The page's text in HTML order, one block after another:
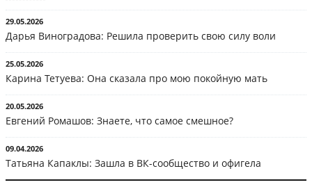
29.05.2026
Дарья Виноградова: Решила проверить свою силу воли
25.05.2026
Карина Тетуева: Она сказала про мою покойную мать
20.05.2026
Евгений Ромашов: Знаете, что самое смешное?
09.04.2026
Татьяна Капаклы: Зашла в ВК-сообщество и офигела